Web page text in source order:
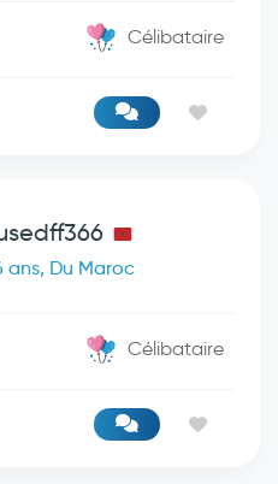
Célibataire
ans, Du Maroc
Célibataire